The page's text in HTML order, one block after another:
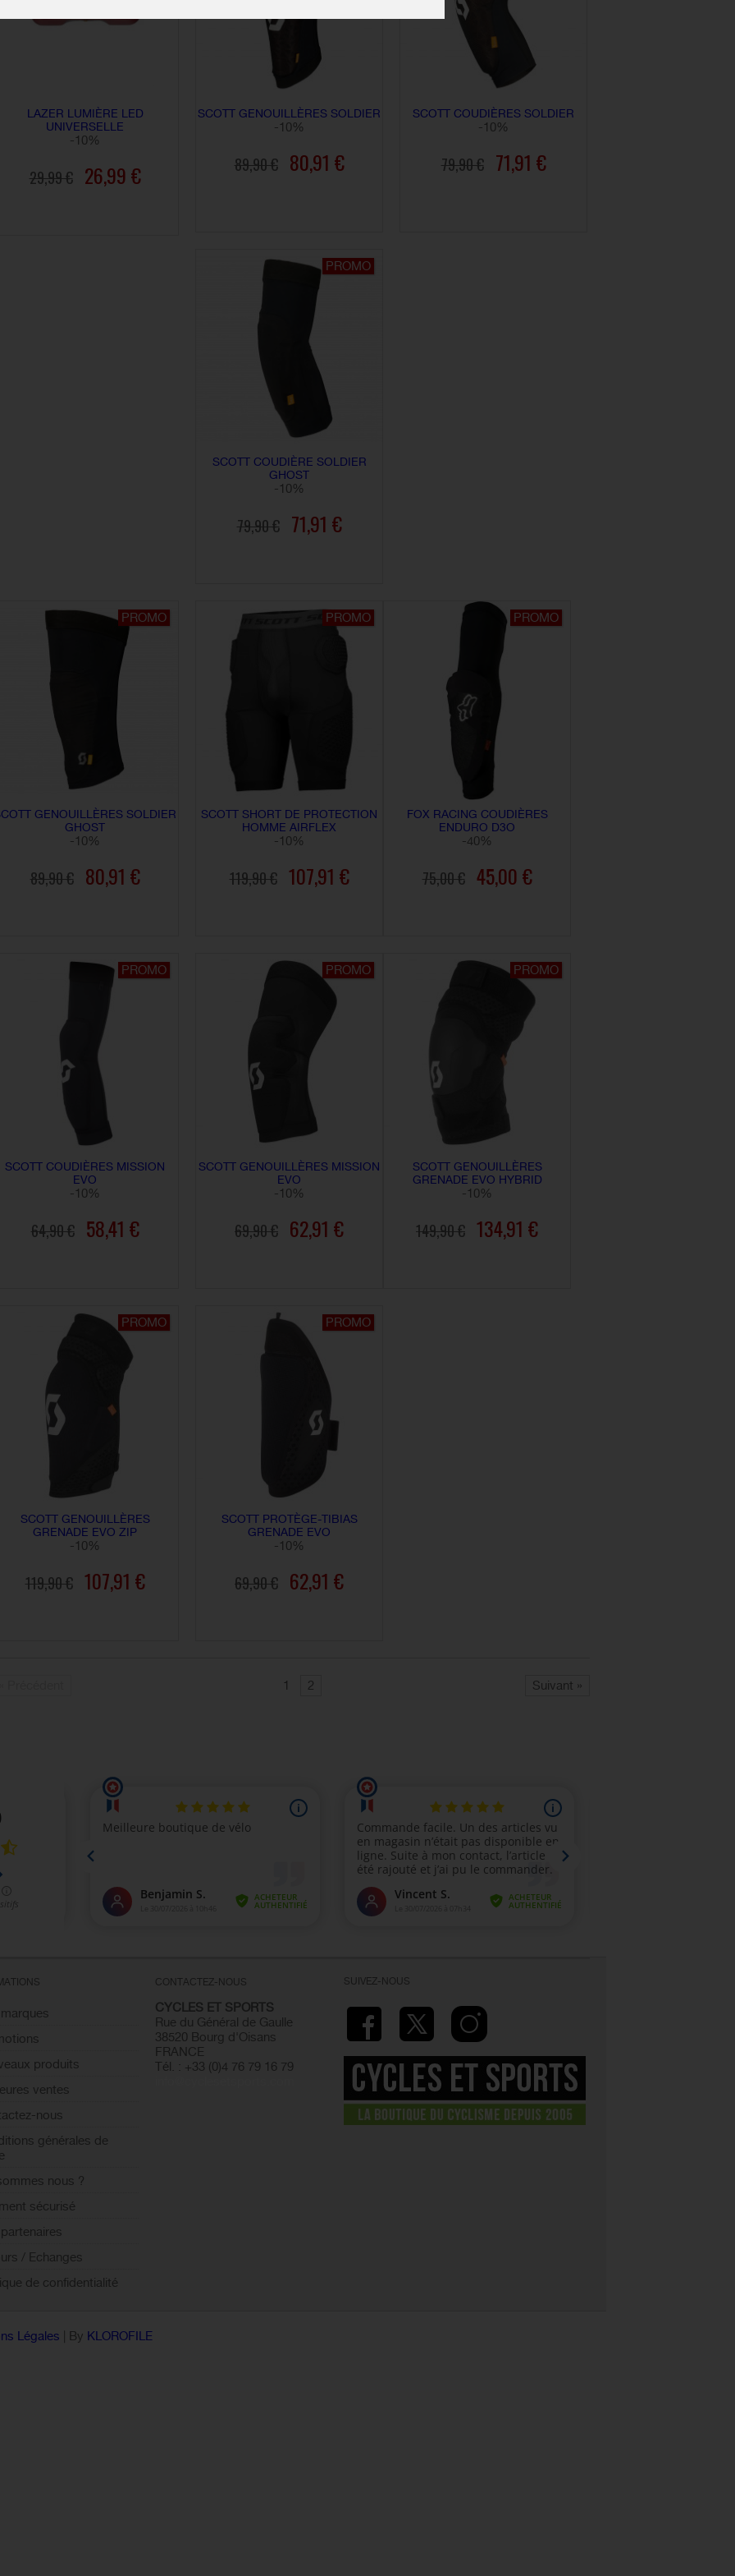
LAZER LUMIÈRE LED
UNIVERSELLE
-10%
29,99 € 26,99 €
SCOTT GENOUILLÈRES SOLDIER
-10%
89,90 € 80,91 €
SCOTT COUDIÈRES SOLDIER
-10%
79,90 € 71,91 €
PROMO
SCOTT COUDIÈRE SOLDIER
GHOST
-10%
79,90 € 71,91 €
PROMO
GENOUILLÈRES SOLDIER
GHOST
-10%
89,90 € 80,91 €
PROMO
SCOTT SHORT DE PROTECTION
HOMME AIRFLEX
-10%
119,90 € 107,91 €
PROMO
FOX RACING COUDIÈRES
ENDURO D3O
-40%
75,00 € 45,00 €
PROMO
SCOTT COUDIÈRES MISSION
EVO
-10%
64,90 € 58,41 €
PROMO
SCOTT GENOUILLÈRES MISSION
EVO
-10%
69,90 € 62,91 €
PROMO
SCOTT GENOUILLÈRES
GRENADE EVO HYBRID
-10%
149,90 € 134,91 €
PROMO
SCOTT GENOUILLÈRES
GRENADE EVO ZIP
-10%
119,90 € 107,91 €
PROMO
SCOTT PROTÈGE-TIBIAS
GRENADE EVO
-10%
69,90 € 62,91 €
1 2 Suivant »
produits
ventes
nous
générales de
nous ?
sécurisé
/ Echanges
de confidentialité
CONTACTEZ-NOUS
CYCLES ET SPORTS
Rue du Général de Gaulle
38520 Bourg d'Oisans
FRANCE
Tél. : +33 (0)4 76 79 16 79
SUIVEZ-NOUS
Légales | By KLOROFILE